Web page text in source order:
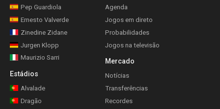
Pep Guardiola
Ernesto Valverde
Zinedine Zidane
Jurgen Klopp
Maurizio Sarri
Estádios
Alvalade
Dragão
Agenda
Jogos em direto
Probabilidades
Jogos na televisão
Mercado
Notícias
Transferências
Recordes